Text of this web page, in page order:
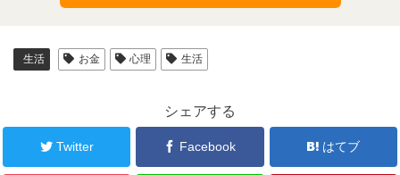
生活 お金 心理 生活
シェアする
Twitter Facebook はてブ